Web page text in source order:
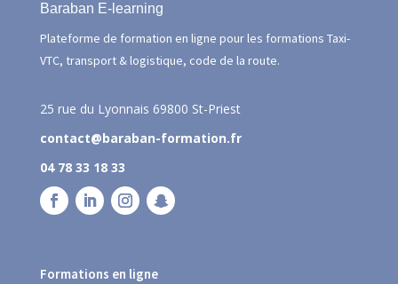
Baraban E-learning
Plateforme de formation en ligne pour les formations Taxi-
VTC, transport & logistique, code de la route.
25 rue du Lyonnais 69800 St-Priest
contact@baraban-formation.fr
04 78 33 18 33
Formations en ligne